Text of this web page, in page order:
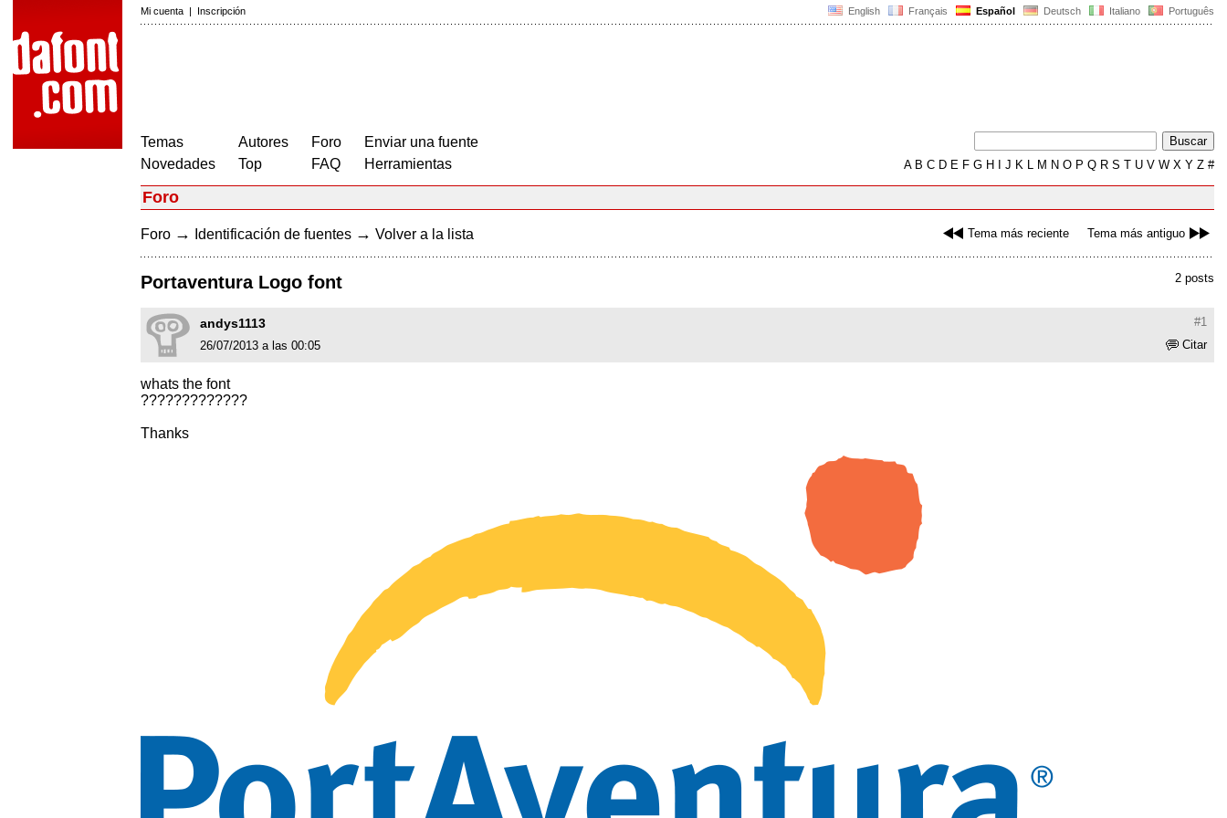
English Français Español Deutsch Italiano Português
Mi cuenta | Inscripción
Temas
Novedades
Autores
Top
Foro
FAQ
Enviar una fuente
Herramientas
AB C D E F G H J K L M N O P Q R S T U V W X Y Z #
Foro
Tema más reciente Tema más antiguo
Foro → Identificación de fuentes → Volver a la lista
2 posts
Portaventura Logo font
#1
andys1113
Citar
26/07/2013 a las 00:05
whats the font
?????????????
Thanks